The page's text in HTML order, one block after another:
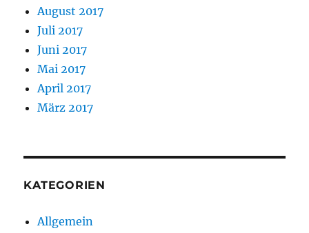
August 2017
Juli 2017
Juni 2017
Mai 2017
April 2017
März 2017
KATEGORIEN
Allgemein